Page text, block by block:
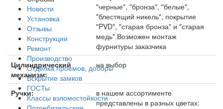
Новости
Установка
Отзывы
Конструкции
Ремонт
Производство
Отделка проемов, доборы
Вскрытие замков
ГОСТы
Классы взломостойкости
"черные", "бронза", "белые",
"блестящий никель", покрытие
"PVD", "старая бронза" и "старая
медь".Возможен монтаж
фурнитуры заказчика
Цилиндрический
механизм:
на выбор
Ручки:
в нашем ассортименте
представлены в разных цветах: